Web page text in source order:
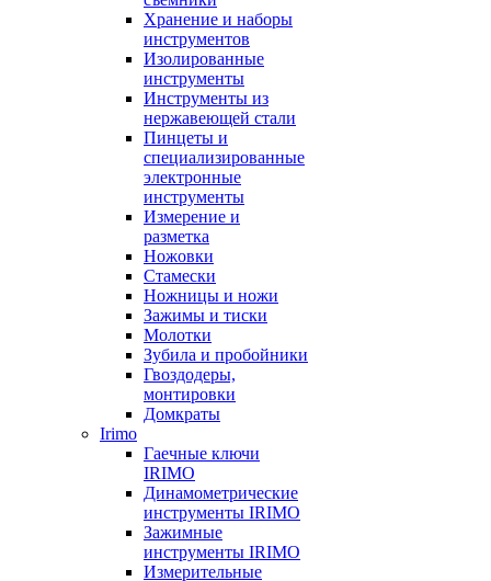
Хранение и наборы
инструментов
Изолированные
инструменты
Инструменты из
нержавеющей стали
Пинцеты и
специализированные
электронные
инструменты
Измерение и
разметка
Ножовки
Стамески
Ножницы и ножи
Зажимы и тиски
Молотки
Зубила и пробойники
Гвоздодеры,
монтировки
Домкраты
Irimo
Гаечные ключи
IRIMO
Динамометрические
инструменты IRIMO
Зажимные
инструменты IRIMO
Измерительные